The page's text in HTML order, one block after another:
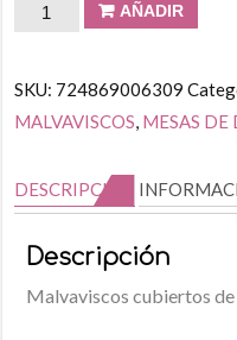
AÑADIR
SKU: 724869006309
MALVAVISCOS MESAS DE
DESCRIPCIÓN
Descripción
Malvaviscos cubiertos